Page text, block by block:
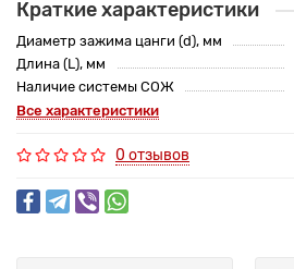
Краткие характеристики
Диаметр зажима цанги (d), мм
Длина (L), мм
Наличие системы СОЖ
Все характеристики
0 отзывов